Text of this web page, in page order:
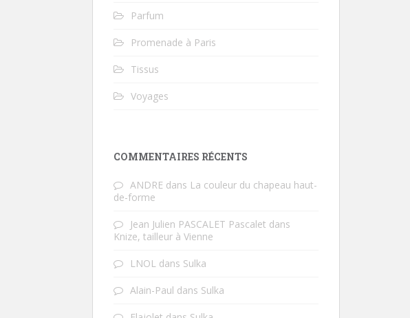
Parfum
Promenade à Paris
Tissus
Voyages
COMMENTAIRES RÉCENTS
ANDRE dans La couleur du chapeau haut-
de-forme
Jean Julien PASCALET Pascalet dans
Knize, tailleur à Vienne
LNOL dans Sulka
Alain-Paul dans Sulka